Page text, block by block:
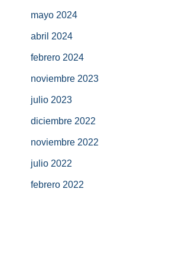
mayo 2024
abril 2024
febrero 2024
noviembre 2023
julio 2023
diciembre 2022
noviembre 2022
julio 2022
febrero 2022